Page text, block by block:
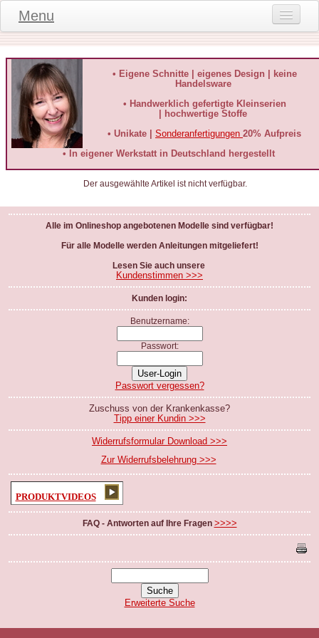
Menu
Produktinformationen
Kundeninformationen
häufige Fragen
Kontakt
Datenschutz
Widerruf-Formular
Widerrufsbelehrung
• Eigene Schnitte | eigenes Design | keine
Handelsware
• Handwerklich gefertigte Kleinserien
| hochwertige Stoffe
• Unikate | Sonderanfertigungen 20% Aufpreis
• In eigener Werkstatt in Deutschland hergestellt
Der ausgewählte Artikel ist nicht verfügbar.
Alle im Onlineshop angebotenen Modelle sind verfügbar!
Für alle Modelle werden Anleitungen mitgeliefert!
Lesen Sie auch unsere
Kundenstimmen >>>
Kunden login:
Benutzername:
Passwort:
Passwort vergessen?
Zuschuss von der Krankenkasse?
Tipp einer Kundin >>>
Widerrufsformular Download >>>
Zur Widerrufsbelehrung >>>
PRODUKTVIDEOS
FAQ - Antworten auf Ihre Fragen >>>>
Erweiterte Suche